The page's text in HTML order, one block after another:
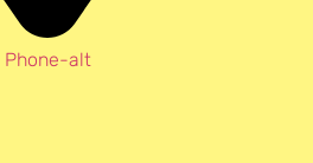
Phone-alt